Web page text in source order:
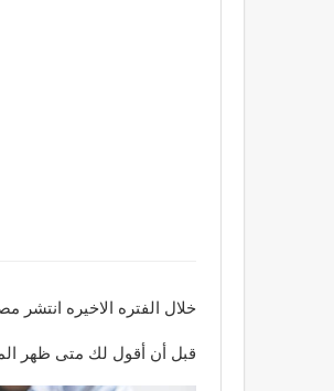
خلال الفتره الاخيره
قبل أن أقول لك متى ظهر